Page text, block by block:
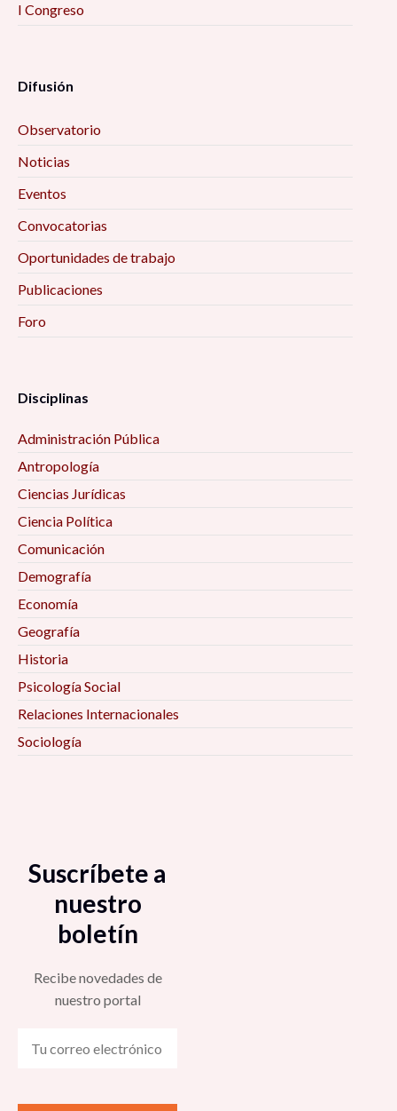
I Congreso
Difusión
Observatorio
Noticias
Eventos
Convocatorias
Oportunidades de trabajo
Publicaciones
Foro
Disciplinas
Administración Pública
Antropología
Ciencias Jurídicas
Ciencia Política
Comunicación
Demografía
Economía
Geografía
Historia
Psicología Social
Relaciones Internacionales
Sociología
Suscríbete a
nuestro
boletín
Recibe novedades de
nuestro portal